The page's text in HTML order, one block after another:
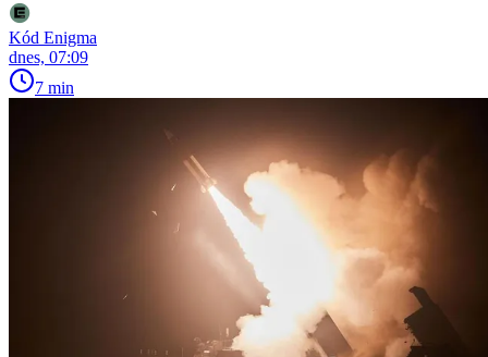
Kód Enigma
dnes, 07:09
7 min